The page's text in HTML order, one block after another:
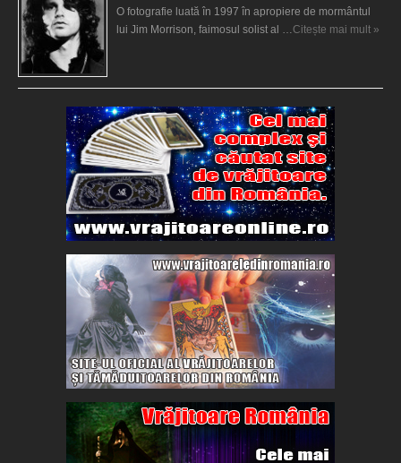
O fotografie luată în 1997 în apropiere de mormântul
lui Jim Morrison, faimosul solist al …Citește mai mult »